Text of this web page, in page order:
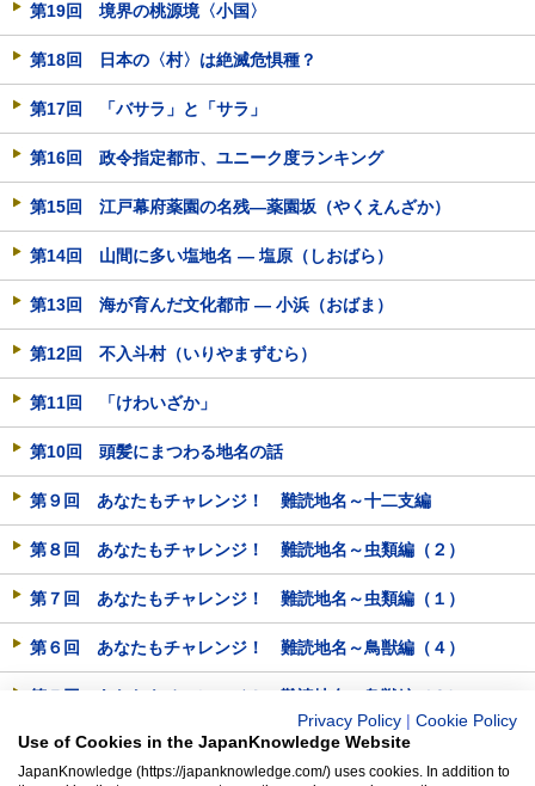
第19回 境界の桃源境〈小国〉
第18回 日本の〈村〉は絶滅危惧種？
第17回 「バサラ」と「サラ」
第16回 政令指定都市、ユニーク度ランキング
第15回 江戸幕府薬園の名残―薬園坂（やくえんざか）
第14回 山間に多い塩地名 ― 塩原（しおばら）
第13回 海が育んだ文化都市 ― 小浜（おばま）
第12回 不入斗村（いりやまずむら）
第11回 「けわいざか」
第10回 頭髪にまつわる地名の話
第９回 あなたもチャレンジ！ 難読地名～十二支編
第８回 あなたもチャレンジ！ 難読地名～虫類編（２）
第７回 あなたもチャレンジ！ 難読地名～虫類編（１）
第６回 あなたもチャレンジ！ 難読地名～鳥獣編（４）
第５回 あなたもチャレンジ！ 難読地名～鳥獣編（３）
第４回 あなたもチャレンジ！ 難読地名～鳥獣編（２）
Privacy Policy
Cookie Policy
Use of Cookies in the JapanKnowledge Website
JapanKnowledge (https://japanknowledge.com/) uses cookies. In addition to